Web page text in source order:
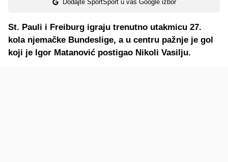
Dodajte SportSport u vaš Google izbor
St. Pauli i Freiburg igraju trenutno utakmicu 27.
kola njemačke Bundeslige, a u centru pažnje je gol
koji je Igor Matanović postigao Nikoli Vasilju.